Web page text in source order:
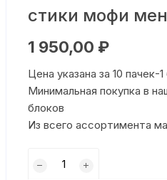
стики мофи
1 950,00 ₽
Цена указана за 10 пачек-
Минимальная покупка в
блоков
Из всего ассортимента
товара